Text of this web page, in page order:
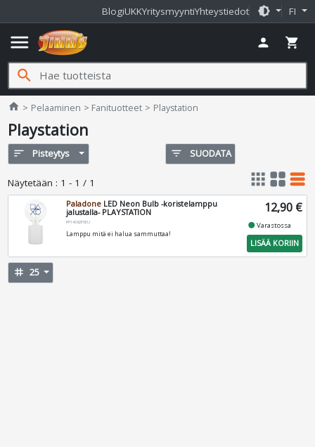
BlogiUKKYritysmyyntiYhteystiedot brightness_medium FI
menu person shopping_cart
search
home Jimms.fi
Pelaaminen Fanituotteet Playstation
Playstation
sort Pisteytys filter_list SUODATA
Näytetään : 1 - 1 / 1 apps grid_view table_rows
Paladone LED Neon Bulb -koristelamppu
jalustalla- PLAYSTATION
PP14062PSEU
Lamppu mitä ei halua sammuttaa!
12,90 €
fiber_manual_recordVarastossa
LISÄÄ KORIIN
tag 25